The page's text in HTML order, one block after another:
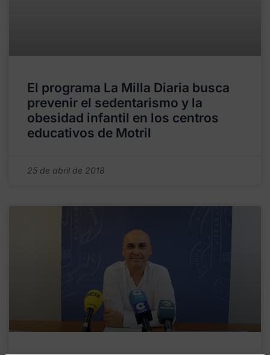
El programa La Milla Diaria busca
prevenir el sedentarismo y la
obesidad infantil en los centros
educativos de Motril
25 de abril de 2018